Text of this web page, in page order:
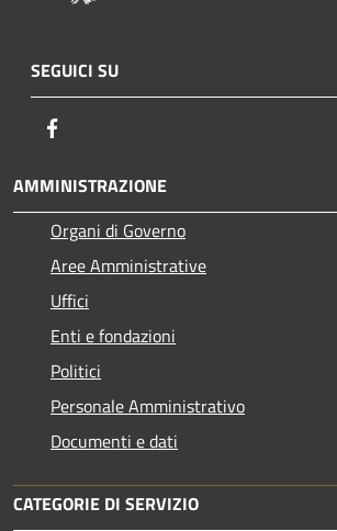
SEGUICI SU
AMMINISTRAZIONE
Organi di Governo
Aree Amministrative
Uffici
Enti e fondazioni
Politici
Personale Amministrativo
Documenti e dati
CATEGORIE DI SERVIZIO